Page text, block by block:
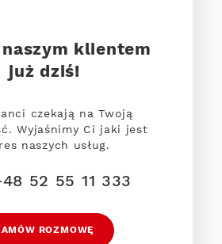
klientem
już dziś!
czekają na Twoją
Wyjaśnimy Ci jaki jest
naszych usług.
52 55 11 333
ROZMOWĘ